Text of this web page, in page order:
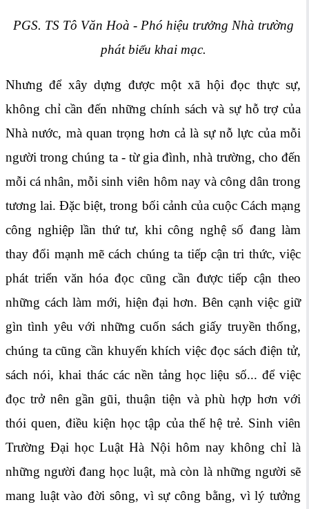
PGS. TS Tô Văn Hoà - Phó hiệu trưởng Nhà trường
phát biểu khai mạc.
Nhưng để xây dựng được một xã hội đọc thực sự,
không chỉ cần đến những chính sách và sự hỗ trợ của
Nhà nước, mà quan trọng hơn cả là sự nỗ lực của mỗi
người trong chúng ta - từ gia đình, nhà trường, cho đến
mỗi cá nhân, mỗi sinh viên hôm nay và công dân trong
tương lai. Đặc biệt, trong bối cảnh của cuộc Cách mạng
công nghiệp lần thứ tư, khi công nghệ số đang làm
thay đổi mạnh mẽ cách chúng ta tiếp cận tri thức, việc
phát triển văn hóa đọc cũng cần được tiếp cận theo
những cách làm mới, hiện đại hơn. Bên cạnh việc giữ
gìn tình yêu với những cuốn sách giấy truyền thống,
chúng ta cũng cần khuyến khích việc đọc sách điện tử,
sách nói, khai thác các nền tảng học liệu số... để việc
đọc trở nên gần gũi, thuận tiện và phù hợp hơn với
thói quen, điều kiện học tập của thế hệ trẻ. Sinh viên
Trường Đại học Luật Hà Nội hôm nay không chỉ là
những người đang học luật, mà còn là những người sẽ
mang luật vào đời sông, vì sự công bằng, vì lý tưởng